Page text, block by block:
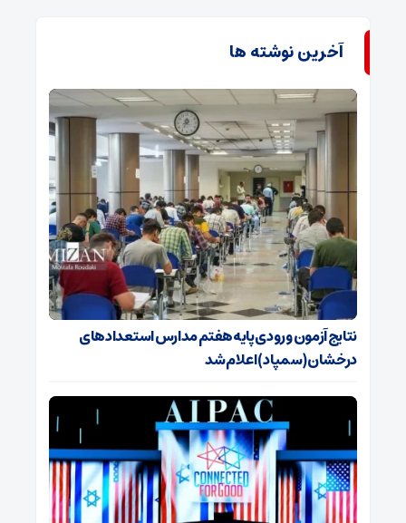
آخرین نوشته ها
نتایج آزمون ورودی پایه هفتم مدارس استعدادهای
درخشان (سمپاد) اعلام شد